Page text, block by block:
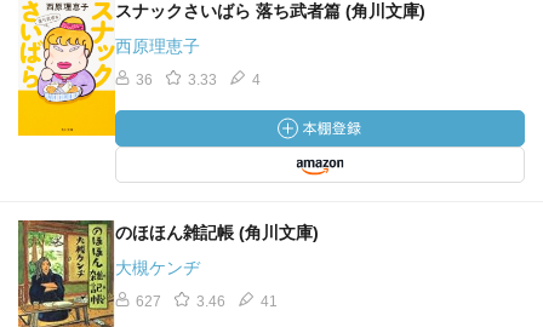
スナックさいばら 落ち武者篇 (角川文庫)
西原理恵子
36 3.33 4
のほほん雑記帳 (角川文庫)
大槻ケンヂ
627 3.46 41